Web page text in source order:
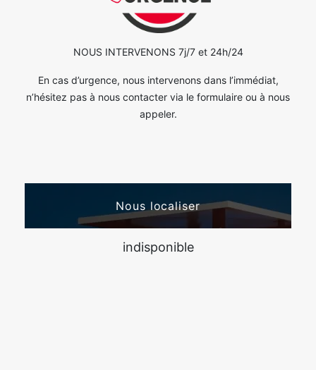
NOUS INTERVENONS 7j/7 et 24h/24
En cas d’urgence, nous intervenons dans l’immédiat,
n’hésitez pas à nous contacter via le formulaire ou à nous
appeler.
Nous localiser
indisponible